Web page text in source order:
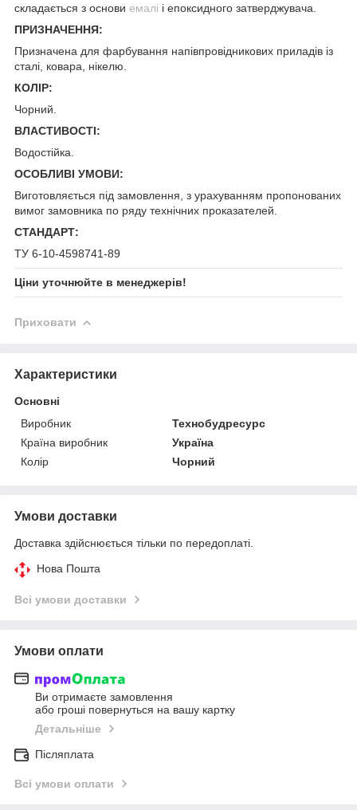
складається з основи емалі і епоксидного затверджувача.
ПРИЗНАЧЕННЯ:
Призначена для фарбування напівпровідникових приладів із
сталі, ковара, нікелю.
КОЛІР:
Чорний.
ВЛАСТИВОСТІ:
Водостійка.
ОСОБЛИВІ УМОВИ:
Виготовляється під замовлення, з урахуванням пропонованих
вимог замовника по ряду технічних проказателей.
СТАНДАРТ:
ТУ 6-10-4598741-89
Ціни уточнюйте в менеджерів!
Приховати
Характеристики
Основні
Виробник
Технобудресурс
Країна виробник
Україна
Колір
Чорний
Умови доставки
Доставка здійснюється тільки по передоплаті.
Нова Пошта
Всі умови доставки
Умови оплати
Ви отримаєте замовлення
або гроші повернуться на вашу картку
Детальніше
Післяплата
Всі умови оплати